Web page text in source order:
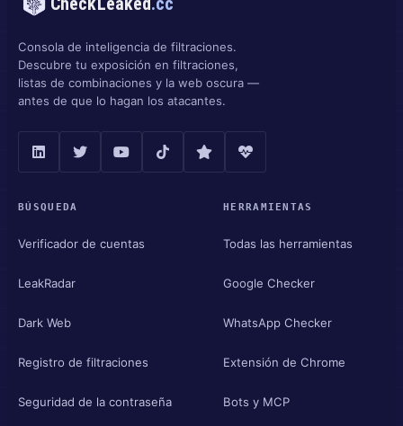
Consola de inteligencia de filtraciones.
Descubre tu exposición en filtraciones,
listas de combinaciones y la web oscura —
antes de que lo hagan los atacantes.
BÚSQUEDA
Verificador de cuentas
LeakRadar
Dark Web
Registro de filtraciones
Seguridad de la contraseña
HERRAMIENTAS
Todas las herramientas
Google Checker
WhatsApp Checker
Extensión de Chrome
Bots y MCP